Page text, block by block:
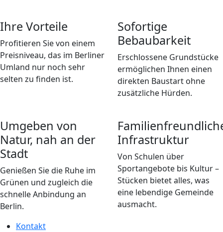
Ihre Vorteile
Profitieren Sie von einem
Preisniveau, das im Berliner
Umland nur noch sehr
selten zu finden ist.
Sofortige
Bebaubarkeit
Erschlossene Grundstücke
ermöglichen Ihnen einen
direkten Baustart ohne
zusätzliche Hürden.
Umgeben von
Natur, nah an der
Stadt
Genießen Sie die Ruhe im
Grünen und zugleich die
schnelle Anbindung an
Berlin.
Infrastruktur
Von Schulen über
Sportangebote bis Kultur –
Stücken bietet alles, was
eine lebendige Gemeinde
ausmacht.
Kontakt